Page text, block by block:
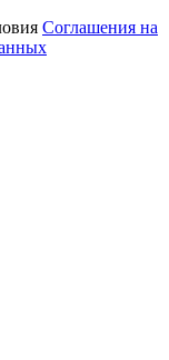
Соглашения на